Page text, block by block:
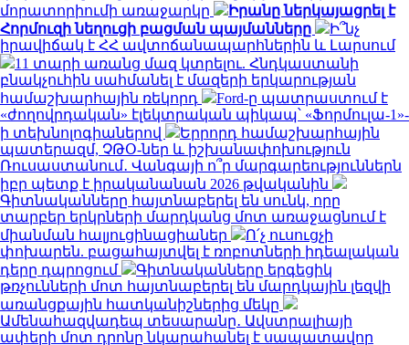
մորատորիումի առաջարկը
Իրանը ներկայացրել է
Հորմուզի նեղուցի բացման պայմանները
Ի՞նչ
իրավիճակ է ՀՀ ավտոճանապարհներին և Լարսում
11 տարի առանց մազ կտրելու. Հնդկաստանի
բնակչուհին սահմանել է մազերի երկարության
համաշխարհային ռեկորդ
Ford-ը պատրաստում է
«ժողովրդական» էլեկտրական պիկապ՝ «Ֆորմուլա-1»-
ի տեխնոլոգիաներով
Երրորդ համաշխարհային
պատերազմ, ՉԹՕ-ներ և իշխանափոխություն
Ռուսաստանում․ Վանգայի ո՞ր մարգարեություններն
իբր պետք է իրականանան 2026 թվականին
Գիտնականները հայտնաբերել են սունկ, որը
տարբեր երկրների մարդկանց մոտ առաջացնում է
միանման հալյուցինացիաներ
Ո՛չ ուսուցչի
փոխարեն. բացահայտվել է ռոբոտների իդեալական
դերը դպրոցում
Գիտնականները երգեցիկ
թռչունների մոտ հայտնաբերել են մարդկային լեզվի
առանցքային հատկանիշներից մեկը
Ամենահազվադեպ տեսարանը․ Ավստրալիայի
ափերի մոտ դրոնը նկարահանել է սապատավոր